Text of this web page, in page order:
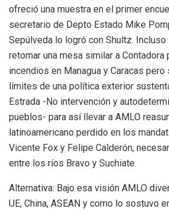
ofreció una muestra en el primer
secretario de Depto Estado Mike
Sepúlveda lo logró con Shultz.
retomar una mesa similar a Contadora
incendios en Managua y Caracas
límites de una política exterior
Estrada -No intervención y
pueblos- para así llevar a AMLO
latinoamericano perdido en los
Vicente Fox y Felipe Calderón,
entre los ríos Bravo y Suchiate.
Alternativa: Bajo esa visión AMLO
UE, China, ASEAN y como lo sostuvo